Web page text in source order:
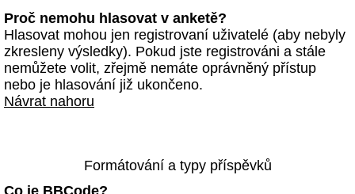
Proč nemohu hlasovat v anketě?
Hlasovat mohou jen registrovaní uživatelé (aby nebyly
zkresleny výsledky). Pokud jste registrováni a stále
nemůžete volit, zřejmě nemáte oprávněný přístup
nebo je hlasování již ukončeno.
Návrat nahoru
Formátování a typy příspěvků
Co je BBCode?